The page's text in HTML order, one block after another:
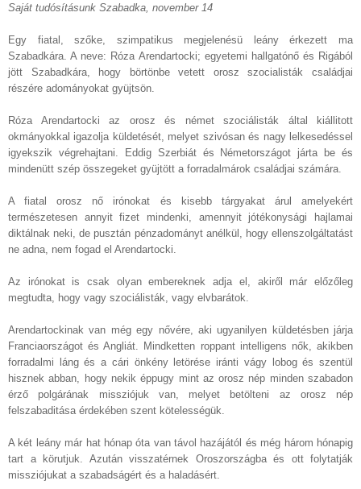
Saját tudósításunk Szabadka, november 14
Egy fiatal, szőke, szimpatikus megjelenésü leány érkezett ma
Szabadkára. A neve: Róza Arendartocki; egyetemi hallgatónő és Rigából
jött Szabadkára, hogy börtönbe vetett orosz szocialisták családjai
részére adományokat gyüjtsön.
Róza Arendartocki az orosz és német szociálisták által kiállitott
okmányokkal igazolja küldetését, melyet szivósan és nagy lelkesedéssel
igyekszik végrehajtani. Eddig Szerbiát és Németországot járta be és
mindenütt szép összegeket gyüjtött a forradalmárok családjai számára.
A fiatal orosz nő irónokat és kisebb tárgyakat árul amelyekért
természetesen annyit fizet mindenki, amennyit jótékonysági hajlamai
diktálnak neki, de pusztán pénzadományt anélkül, hogy ellenszolgáltatást
ne adna, nem fogad el Arendartocki.
Az irónokat is csak olyan embereknek adja el, akiről már előzőleg
megtudta, hogy vagy szociálisták, vagy elvbarátok.
Arendartockinak van még egy nővére, aki ugyanilyen küldetésben járja
Franciaországot és Angliát. Mindketten roppant intelligens nők, akikben
forradalmi láng és a cári önkény letörése iránti vágy lobog és szentül
hisznek abban, hogy nekik éppugy mint az orosz nép minden szabadon
érző polgárának missziójuk van, melyet betölteni az orosz nép
felszabaditása érdekében szent kötelességük.
A két leány már hat hónap óta van távol hazájától és még három hónapig
tart a körutjuk. Azután visszatérnek Oroszországba és ott folytatják
missziójukat a szabadságért és a haladásért.